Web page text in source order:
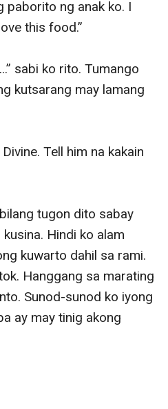
paborito ng anak ko. I
this food.”
sabi ko rito. Tumango
kutsarang may lamang
Tell him na kakain
tugon dito sabay
Hindi ko alam
kuwarto dahil sa rami.
Hanggang sa marating
Sunod-sunod ko iyong
ay may tinig akong